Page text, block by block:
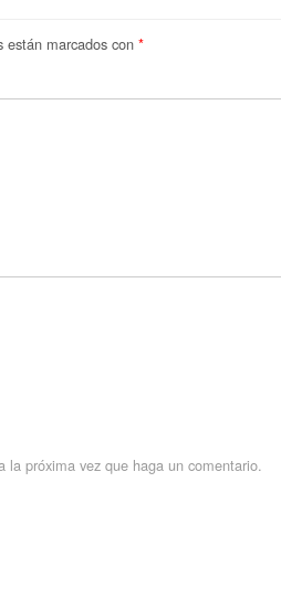
están marcados con*
la próxima vez que haga un comentario.